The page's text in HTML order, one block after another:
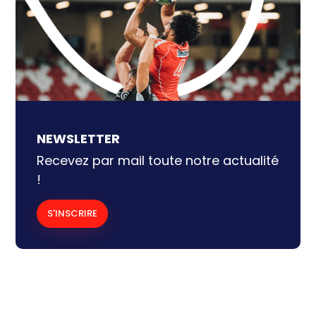
NEWSLETTER
Recevez par mail toute notre actualité
!
S'INSCRIRE